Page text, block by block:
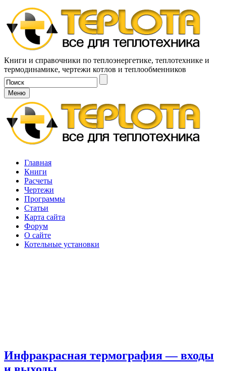
Книги и справочники по теплоэнергетике, теплотехнике и
термодинамике, чертежи котлов и теплообменников
Меню
Главная
Книги
Расчеты
Чертежи
Программы
Статьи
Карта сайта
Форум
О сайте
Котельные установки
Инфракрасная термография — входы